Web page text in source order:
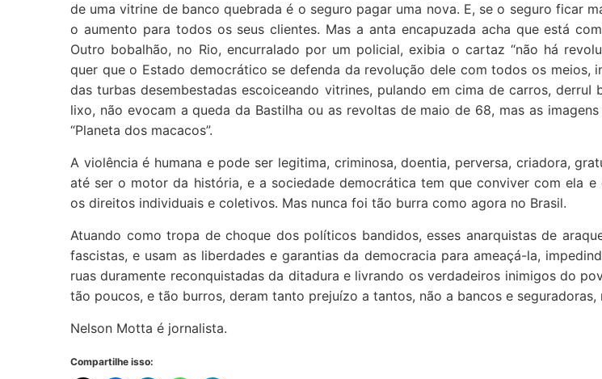
de uma vitrine de banco quebrada é o seguro pagar uma nova. E, se o seguro ficar
o aumento para todos os seus clientes. Mas a anta encapuzada acha que está
Outro bobalhão, no Rio, encurralado por um policial, exibia o cartaz “não há
quer que o Estado democrático se defenda da revolução dele com todos os meios,
das turbas desembestadas escoiceando vitrines, pulando em cima de carros, derruI
lixo, não evocam a queda da Bastilha ou as revoltas de maio de 68, mas as
“Planeta dos macacos”.
A violência é humana e pode ser legitima, criminosa, doentia, perversa, criadora,
até ser o motor da história, e a sociedade democrática tem que conviver com ela
os direitos individuais e coletivos. Mas nunca foi tão burra como agora no Brasil.
Atuando como tropa de choque dos políticos bandidos, esses anarquistas de
fascistas, e usam as liberdades e garantias da democracia para ameaçá-la,
ruas duramente reconquistadas da ditadura e livrando os verdadeiros inimigos do
tão poucos, e tão burros, deram tanto prejuízo a tantos, não a bancos e seguradoras,
Nelson Motta é jornalista.
Compartilhe isso: